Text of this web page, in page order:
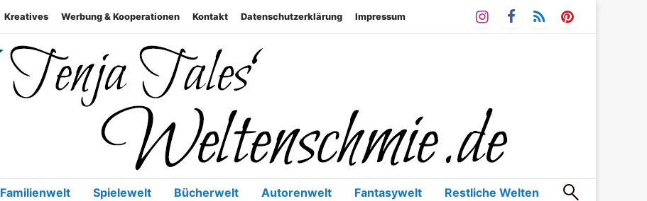
Kreatives Werbung & Kooperationen Kontakt Datenschutzerklärung Impressum
Weltenschmie.de Blog
Geschenke, Genuss, Familie, Bücher & mehr
Familienwelt Spielewelt Bücherwelt Autorenwelt Fantasywelt Restliche Welten